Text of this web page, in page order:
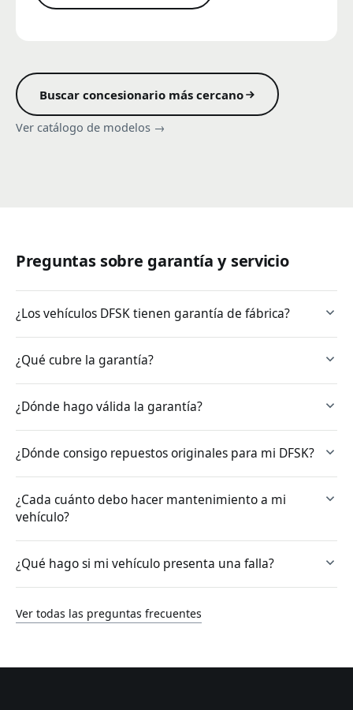
Buscar concesionario más cercano
Ver catálogo de modelos →
Preguntas sobre garantía y servicio
¿Los vehículos DFSK tienen garantía de fábrica?
¿Qué cubre la garantía?
¿Dónde hago válida la garantía?
¿Dónde consigo repuestos originales para mi DFSK?
¿Cada cuánto debo hacer mantenimiento a mi
vehículo?
¿Qué hago si mi vehículo presenta una falla?
Ver todas las preguntas frecuentes